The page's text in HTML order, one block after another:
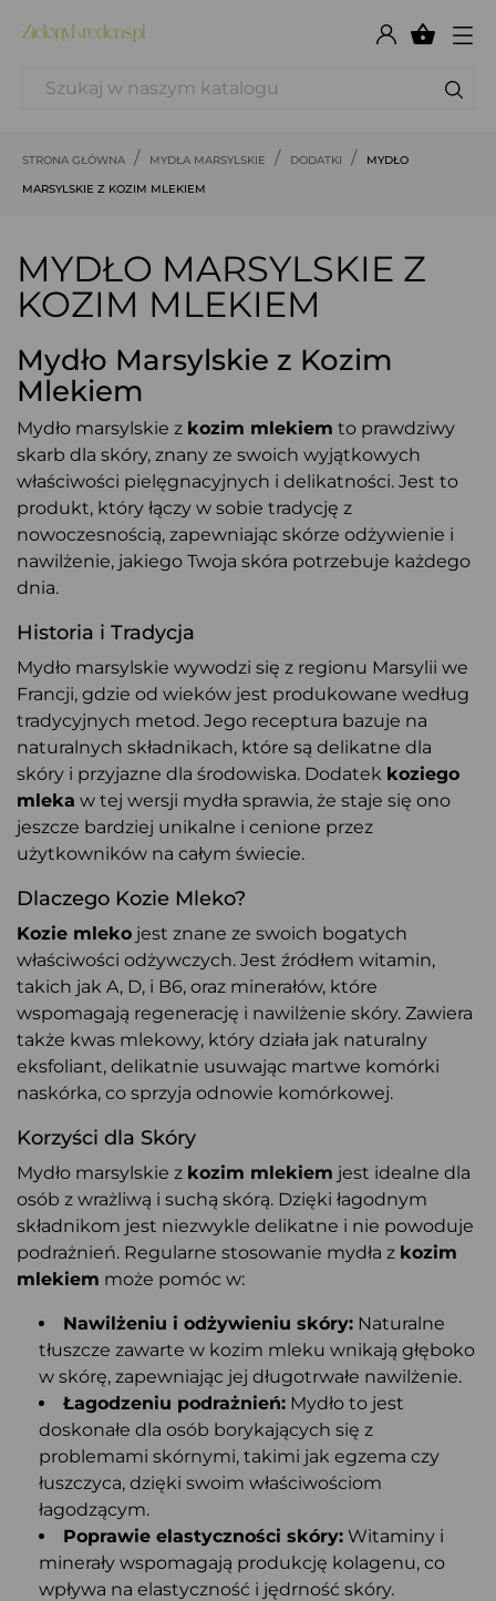

STRONA GŁÓWNA MYDŁA MARSYLSKIE DODATKI
MYDŁO
MARSYLSKIE Z KOZIM MLEKIEM
MYDŁO MARSYLSKIE Z
KOZIM MLEKIEM
Mydło Marsylskie z Kozim
Mlekiem
Mydło marsylskie z kozim mlekiem to prawdziwy
skarb dla skóry, znany ze swoich wyjątkowych
właściwości pielęgnacyjnych i delikatności. Jest to
produkt, który łączy w sobie tradycję z
nowoczesnością, zapewniając skórze odżywienie i
nawilżenie, jakiego Twoja skóra potrzebuje każdego
dnia.
Historia i Tradycja
Mydło marsylskie wywodzi się z regionu Marsylii we
Francji, gdzie od wieków jest produkowane według
tradycyjnych metod. Jego receptura bazuje na
naturalnych składnikach, które są delikatne dla
skóry i przyjazne dla środowiska. Dodatek koziego
mleka w tej wersji mydła sprawia, że staje się ono
jeszcze bardziej unikalne i cenione przez
użytkowników na całym świecie.
Dlaczego Kozie Mleko?
Kozie mleko jest znane ze swoich bogatych
właściwości odżywczych. Jest źródłem witamin,
takich jak A, D, i B6, oraz minerałów, które
wspomagają regenerację i nawilżenie skóry. Zawiera
także kwas mlekowy, który działa jak naturalny
eksfoliant, delikatnie usuwając martwe komórki
naskórka, co sprzyja odnowie komórkowej.
Korzyści dla Skóry
Mydło marsylskie z kozim mlekiem jest idealne dla
osób z wrażliwą i suchą skórą. Dzięki łagodnym
składnikom jest niezwykle delikatne i nie powoduje
podrażnień. Regularne stosowanie mydła z kozim
mlekiem może pomóc w:
Nawilżeniu i odżywieniu skóry: Naturalne
tłuszcze zawarte w kozim mleku wnikają głęboko
w skórę, zapewniając jej długotrwałe nawilżenie.
Łagodzeniu podrażnień: Mydło to jest
doskonałe dla osób borykających się z
problemami skórnymi, takimi jak egzema czy
łuszczyca, dzięki swoim właściwościom
łagodzącym.
Poprawie elastyczności skóry: Witaminy i
minerały wspomagają produkcję kolagenu, co
wpływa na elastyczność i jędrność skóry.